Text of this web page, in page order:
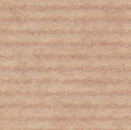
Η ζημιά
Ύφαλο
της
Η
στην